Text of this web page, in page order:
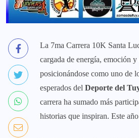
La 7ma Carrera 10K Santa
cargada de energía, emoción
posicionándose como uno de
esperados del Deporte del
carrera ha sumado más
historias que inspiran. Este